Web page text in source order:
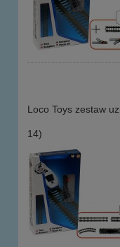
Loco Toys zestaw
14)